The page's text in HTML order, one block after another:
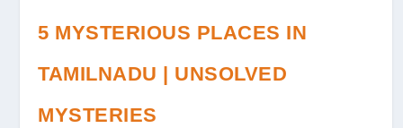
5 MYSTERIOUS PLACES IN
TAMILNADU | UNSOLVED
MYSTERIES